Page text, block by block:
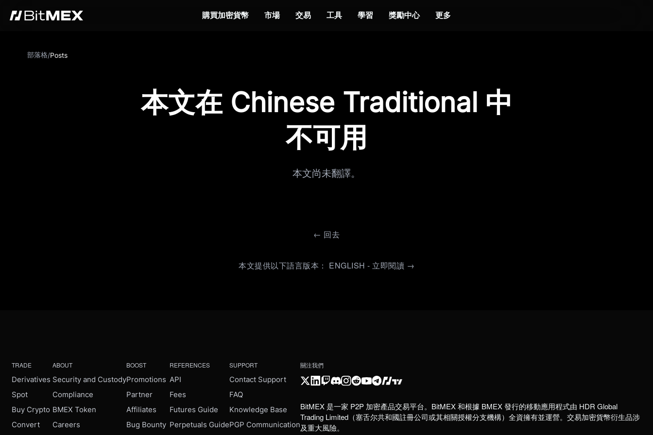
購買加密貨幣 市場 交易 工具 學習 獎勵中心 更多
部落格/Posts
本文在 Chinese Traditional 中
不可用
本文尚未翻譯。
← 回去
本文提供以下語言版本： ENGLISH - 立即閱讀 →
TRADE
Derivatives
Spot
Buy Crypto
Convert
ABOUT
Security and Custody
Compliance
BMEX Token
Careers
BOOST
Promotions
Partner
Affiliates
Bug Bounty
REFERENCES
API
Fees
Futures Guide
Perpetuals Guide
SUPPORT
Contact Support
FAQ
Knowledge Base
PGP Communication
關注我們
BitMEX 是一家 P2P 加密產品交易平台。BitMEX 和根據 BMEX 發行的移動應用程式由 HDR Global
Trading Limited（塞舌尔共和國註冊公司或其相關授權分支機構）全資擁有並運營。交易加密貨幣衍生品涉
及重大風險。